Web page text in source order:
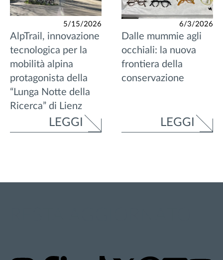
5/15/2026
AlpTrail, innovazione
tecnologica per la
mobilità alpina
protagonista della
“Lunga Notte della
Ricerca” di Lienz
LEGGI
6/3/2026
Dalle mummie agli
occhiali: la nuova
frontiera della
conservazione
LEGGI